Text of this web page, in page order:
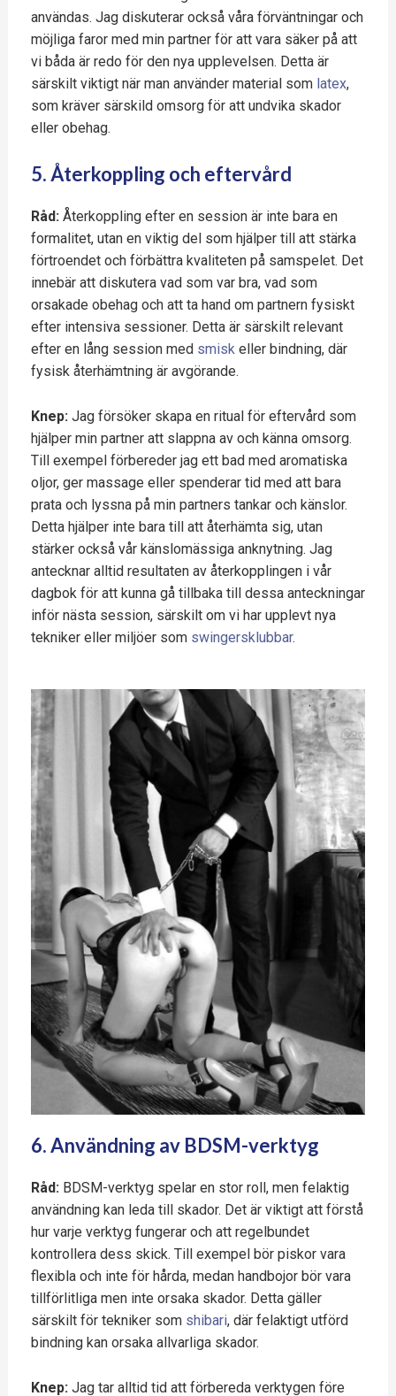
användas. Jag diskuterar också våra förväntningar och
möjliga faror med min partner för att vara säker på att
vi båda är redo för den nya upplevelsen. Detta är
särskilt viktigt när man använder material som latex,
som kräver särskild omsorg för att undvika skador
eller obehag.
5. Återkoppling och eftervård
Råd:Återkoppling efter en session är inte bara en
formalitet, utan en viktig del som hjälper till att stärka
förtroendet och förbättra kvaliteten på samspelet. Det
innebär att diskutera vad som var bra, vad som
orsakade obehag och att ta hand om partnern fysiskt
efter intensiva sessioner. Detta är särskilt relevant
efter en lång session med smiskeller bindning, där
fysisk återhämtning är avgörande.
Knep:Jag försöker skapa en ritual för eftervård som
hjälper min partner att slappna av och känna omsorg.
Till exempel förbereder jag ett bad med aromatiska
oljor, ger massage eller spenderar tid med att bara
prata och lyssna på min partners tankar och känslor.
Detta hjälper inte bara till att återhämta sig, utan
stärker också vår känslomässiga anknytning. Jag
antecknar alltid resultaten av återkopplingen i vår
dagbok för att kunna gå tillbaka till dessa anteckningar
inför nästa session, särskilt om vi har upplevt nya
tekniker eller miljöer som swingersklubbar.
6. Användning av BDSM-verktyg
Råd:BDSM-verktyg spelar en stor roll, men felaktig
användning kan leda till skador. Det är viktigt att förstå
hur varje verktyg fungerar och att regelbundet
kontrollera dess skick. Till exempel bör piskor vara
flexibla och inte för hårda, medan handbojor bör vara
tillförlitliga men inte orsaka skador. Detta gäller
särskilt för tekniker som shibari, där felaktigt utförd
bindning kan orsaka allvarliga skador.
Knep:Jag tar alltid tid att förbereda verktygen före